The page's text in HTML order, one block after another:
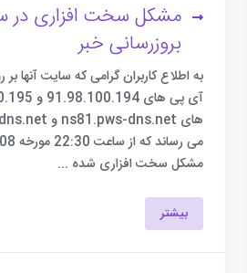
مشکل سخت افزاری در
بروزرسانی خبر
به اطلاع کاربران گرامی که سایت آنها
مشکل سخت افزاری شده ...
بیشتر